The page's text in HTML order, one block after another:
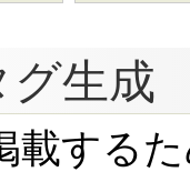
グ生成
載する